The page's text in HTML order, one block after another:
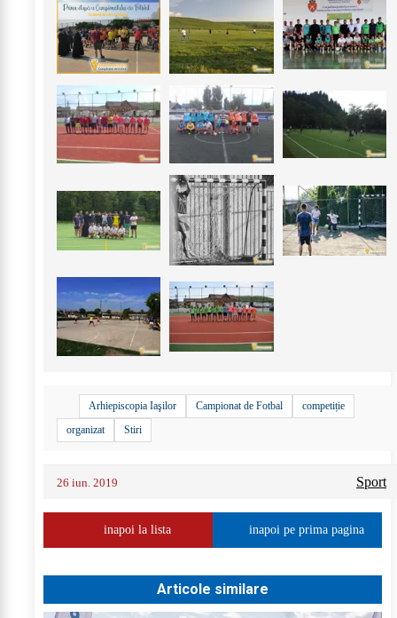
Arhiepiscopia Iaşilor Campionat de Fotbal
competiție
organizat
Stiri
26 iun. 2019 Sport
inapoi la lista inapoi pe prima pagina
Articole similare